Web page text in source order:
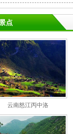
点
云南怒江丙中洛